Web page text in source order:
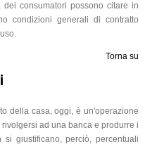
consumatori possono citare in
condizioni generali di contratto
Torna su
della casa, oggi, è un'operazione
ad una banca e produrre i
giustificano, perciò, percentuali